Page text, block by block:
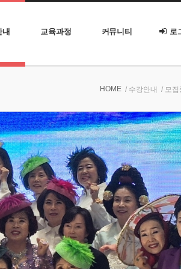
내 교육과정 커뮤니티 로
HOME / 수강안내 / 모집